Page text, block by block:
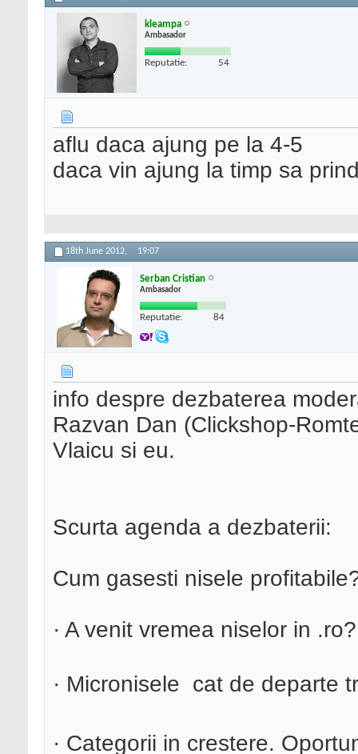
kleampa
Ambasador
Reputatie: 54
aflu daca ajung pe la 4-5
daca vin ajung la timp sa
18th June 2012, 19:07
Serban Cristian
Ambasador
Reputatie: 84
info despre dezbaterea
Razvan Dan (Clickshop-
Vlaicu si eu.
Scurta agenda a dezbaterii:
Cum gasesti nisele
· A venit vremea niselor in .ro?
· Micronisele  cat de departe
· Categorii in crestere.